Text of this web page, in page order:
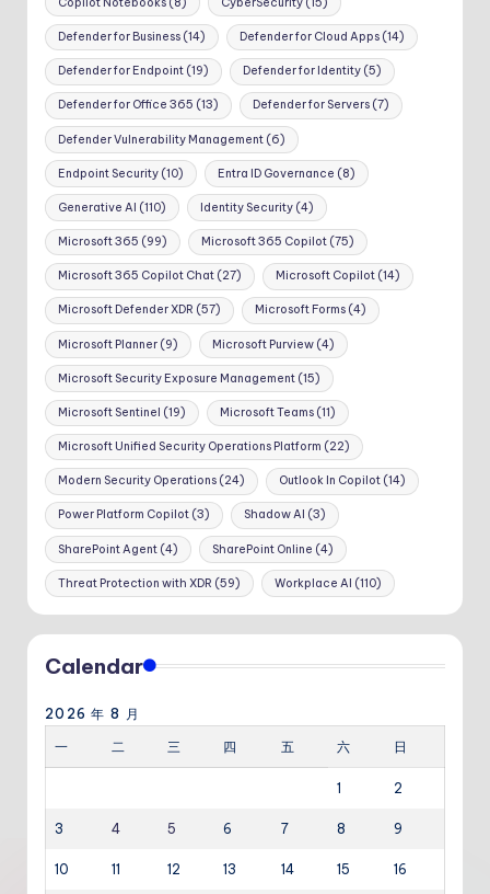
Defender for Business (14) Defender for Cloud Apps(14)
Defender for Endpoint (19) Defender for Identity(5)
Defender for Office 365 (13) Defender for Servers(7)
Defender Vulnerability Management (6)
Endpoint Security (10) Entra ID Governance (8)
Generative AI (110) Identity Security(4)
Microsoft 365 (99) Microsoft 365 Copilot(75)
Microsoft 365 Copilot Chat (27) Microsoft Copilot(14)
Microsoft Defender XDR (57) Microsoft Forms(4)
Microsoft Planner (9) Microsoft Purview(4)
Microsoft Security Exposure Management (15)
Microsoft Sentinel (19) Microsoft Teams(11)
Microsoft Unified Security Operations Platform (22)
Modern Security Operations (24) Outlook In Copilot(14)
Power Platform Copilot (3) Shadow AI (3)
SharePoint Agent (4) SharePoint Online (4)
Threat Protection with XDR (59) Workplace AI (110)
Calendar
2026 年 8 月
一
二 三 四 五 六 日
1 2
3 4 5 6 7 8 9
10 11 12 13 14 15 16